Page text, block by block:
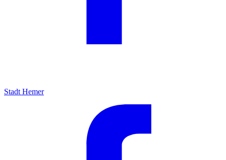
Stadt Hemer